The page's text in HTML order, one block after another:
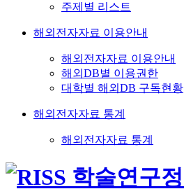
주제별 리스트
해외전자자료 이용안내
해외전자자료 이용안내
해외DB별 이용권한
대학별 해외DB 구독현황
해외전자자료 통계
해외전자자료 통계